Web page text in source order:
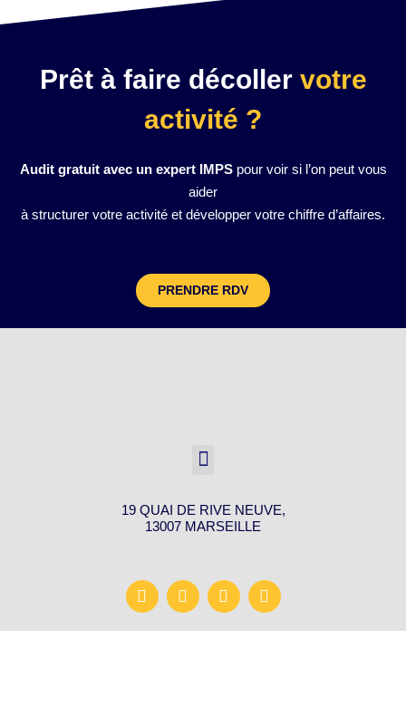
Prêt à faire décoller votre
activité ?
Audit gratuit avec un expert IMPSpour voir si l’on peut vous
aider
à structurer votre activité et développer votre chiffre d’affaires.
PRENDRE RDV
19 QUAI DE RIVE NEUVE,
13007 MARSEILLE